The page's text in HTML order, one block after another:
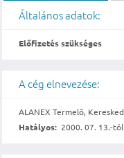
Általános adatok:
Előfizetés szükséges
A cég elnevezése:
ALANEX Termelő,
Hatályos: 2000. 07. 13.-tól